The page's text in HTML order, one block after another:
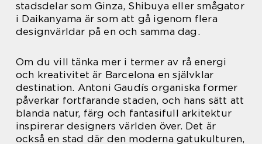
stadsdelar som Ginza, Shibuya eller smågator
i Daikanyama är som att gå igenom flera
designvärldar på en och samma dag.
Om du vill tänka mer i termer av rå energi
och kreativitet är Barcelona en självklar
destination. Antoni Gaudís organiska former
påverkar fortfarande staden, och hans sätt att
blanda natur, färg och fantasifull arkitektur
inspirerar designers världen över. Det är
också en stad där den moderna gatukulturen,